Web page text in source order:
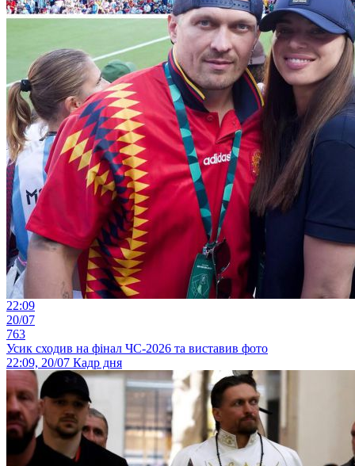
22:09
20/07
763
Усик сходив на фінал ЧС-2026 та виставив фото
22:09, 20/07 Кадр дня